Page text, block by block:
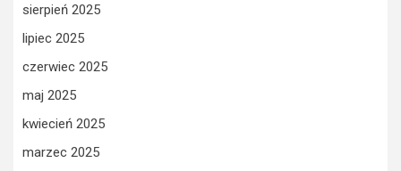
sierpień 2025
lipiec 2025
czerwiec 2025
maj 2025
kwiecień 2025
marzec 2025